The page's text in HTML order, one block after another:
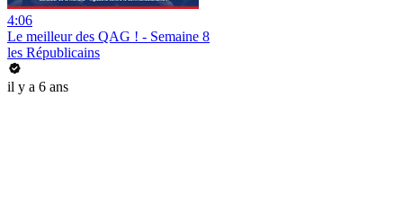
4:06
Le meilleur des QAG ! - Semaine 8
les Républicains
il y a 6 ans